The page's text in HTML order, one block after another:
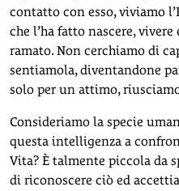
contatto con esso, viviamo
che l’ha fatto nascere,
ramato. Non cerchiamo di
sentiamola, diventandone
solo per un attimo,
Consideriamo la specie
questa intelligenza a
Vita? È talmente piccola da
di riconoscere ciò ed